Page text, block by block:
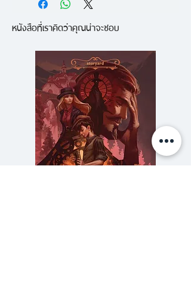
สามีบอกว่าเธอเป็นบ้า
เพื่อนบ้านบอกว่าเธอทำร้ายลูก
ลูกบอกว่าเธอคือฆาตกร
“เธอ” บอกว่าทั้งหมดนั้นคือคำโกหก
และเธอพร้อมจะเล่าความจริงให้
“ฉัน” ฟัง
หนังสือที่เราคิดว่าคุณน่าจะชอบ